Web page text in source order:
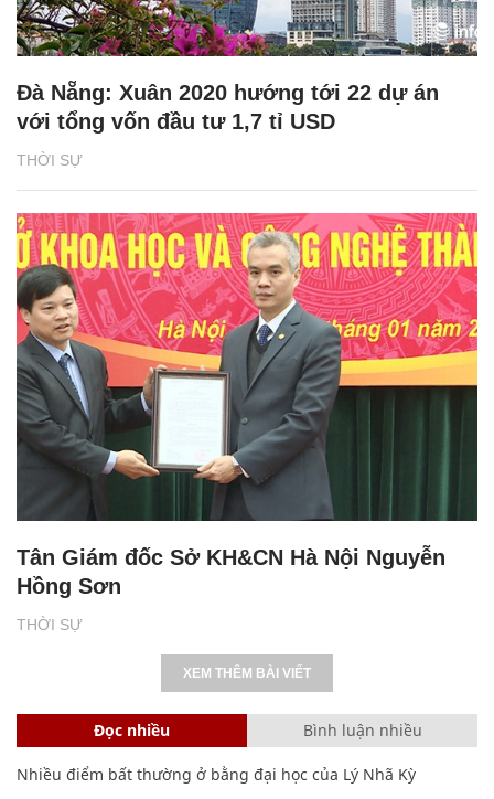
THỜI SỰ
Đà Nẵng: Xuân 2020 hướng tới 22 dự án
với tổng vốn đầu tư 1,7 tỉ USD
THỜI SỰ
Tân Giám đốc Sở KH&CN Hà Nội Nguyễn
Hồng Sơn
XEM THÊM BÀI VIẾT
Đọc nhiều Bình luận nhiều
Nhiều điểm bất thường ở bằng đại học của Lý Nhã Kỳ